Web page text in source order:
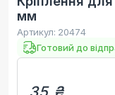
мм
Артикул: 20474
Готовий до